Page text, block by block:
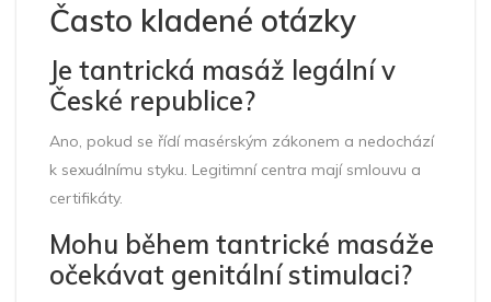
Často kladené otázky
Je tantrická masáž legální v
České republice?
Ano, pokud se řídí masérským zákonem a nedochází
k sexuálnímu styku. Legitimní centra mají smlouvu a
certifikáty.
Mohu během tantrické masáže
očekávat genitální stimulaci?